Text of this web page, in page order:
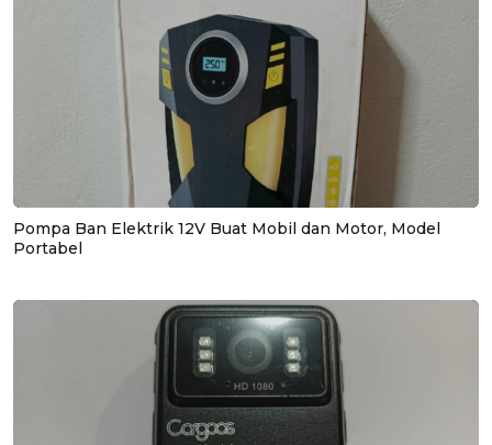
Pompa Ban Elektrik 12V Buat Mobil dan Motor, Model
Portabel